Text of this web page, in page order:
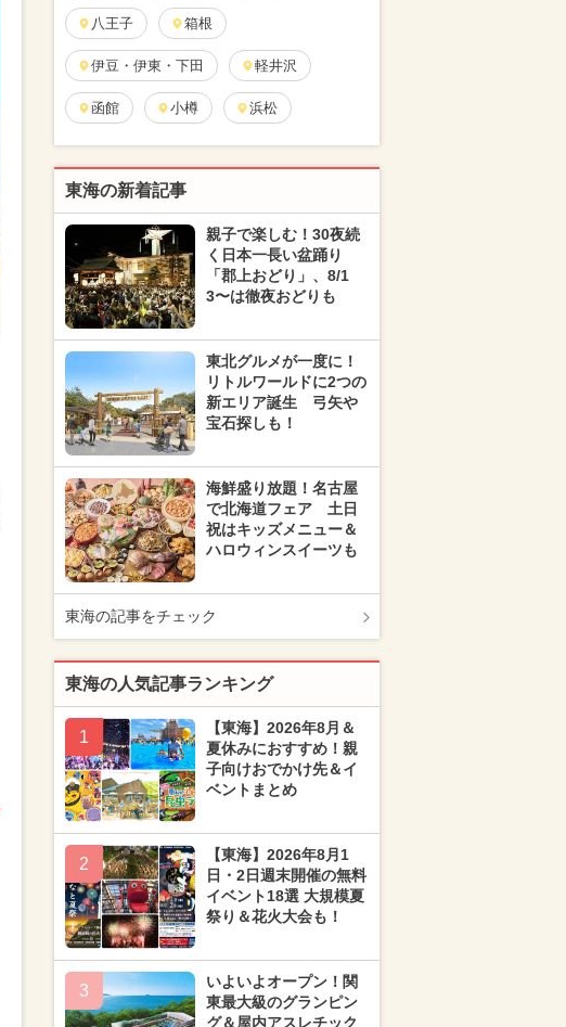
八王子 箱根
伊豆・伊東・下田 軽井沢
函館 小樽 浜松
東海の新着記事
親子で楽しむ！30夜続
く日本一長い盆踊り
「郡上おどり」、8/1
3〜は徹夜おどりも
東北グルメが一度に！
リトルワールドに2つの
新エリア誕生 弓矢や
宝石探しも！
海鮮盛り放題！名古屋
で北海道フェア 土日
祝はキッズメニュー＆
ハロウィンスイーツも
東海の記事をチェック
東海の人気記事ランキング
1
【東海】2026年8月＆
夏休みにおすすめ！親
子向けおでかけ先＆イ
ベントまとめ
2
【東海】2026年8月1
日・2日週末開催の無料
イベント18選 大規模夏
祭り＆花火大会も！
3
いよいよオープン！関
東最大級のグランピン
グ＆屋内アスレチック